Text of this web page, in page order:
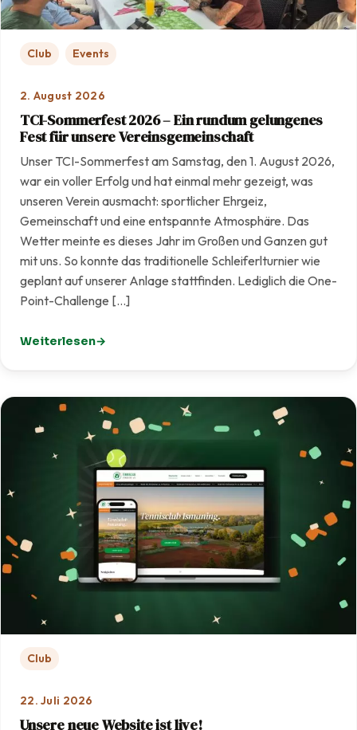
Club Events
2. August 2026
TCI-Sommerfest 2026 – Ein rundum gelungenes
Fest für unsere Vereinsgemeinschaft
Unser TCI-Sommerfest am Samstag, den 1. August 2026,
war ein voller Erfolg und hat einmal mehr gezeigt, was
unseren Verein ausmacht: sportlicher Ehrgeiz,
Gemeinschaft und eine entspannte Atmosphäre. Das
Wetter meinte es dieses Jahr im Großen und Ganzen gut
mit uns. So konnte das traditionelle Schleiferlturnier wie
geplant auf unserer Anlage stattfinden. Lediglich die One-
Point-Challenge […]
Weiterlesen
: TCI-Sommerfest 2026 – Ein rundum gelungenes Fest
Club
22. Juli 2026
Unsere neue Website ist live!